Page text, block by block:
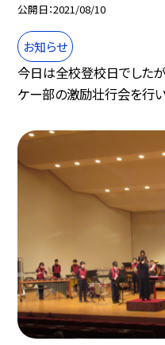
公開日 2021/08/10
お知らせ
今日は全校登校日でした
ケー部の激励壮行会を行